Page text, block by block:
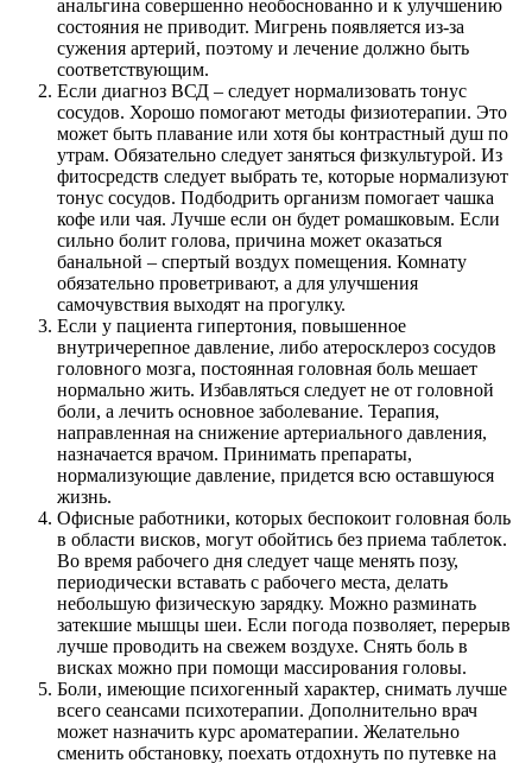
анальгина совершенно необоснованно и к улучшению
состояния не приводит. Мигрень появляется из-за
сужения артерий, поэтому и лечение должно быть
соответствующим.
Если диагноз ВСД – следует нормализовать тонус
сосудов. Хорошо помогают методы физиотерапии. Это
может быть плавание или хотя бы контрастный душ по
утрам. Обязательно следует заняться физкультурой. Из
фитосредств следует выбрать те, которые нормализуют
тонус сосудов. Подбодрить организм помогает чашка
кофе или чая. Лучше если он будет ромашковым. Если
сильно болит голова, причина может оказаться
банальной – спертый воздух помещения. Комнату
обязательно проветривают, а для улучшения
самочувствия выходят на прогулку.
Если у пациента гипертония, повышенное
внутричерепное давление, либо атеросклероз сосудов
головного мозга, постоянная головная боль мешает
нормально жить. Избавляться следует не от головной
боли, а лечить основное заболевание. Терапия,
направленная на снижение артериального давления,
назначается врачом. Принимать препараты,
нормализующие давление, придется всю оставшуюся
жизнь.
Офисные работники, которых беспокоит головная боль
в области висков, могут обойтись без приема таблеток.
Во время рабочего дня следует чаще менять позу,
периодически вставать с рабочего места, делать
небольшую физическую зарядку. Можно разминать
затекшие мышцы шеи. Если погода позволяет, перерыв
лучше проводить на свежем воздухе. Снять боль в
висках можно при помощи массирования головы.
Боли, имеющие психогенный характер, снимать лучше
всего сеансами психотерапии. Дополнительно врач
может назначить курс ароматерапии. Желательно
сменить обстановку, поехать отдохнуть по путевке на